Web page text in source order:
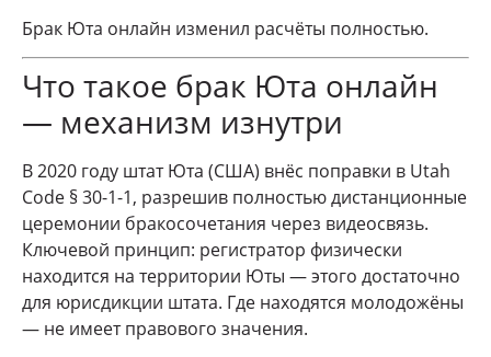
Брак Юта онлайн изменил расчёты полностью.
Что такое брак Юта онлайн
— механизм изнутри
В 2020 году штат Юта (США) внёс поправки в Utah
Code § 30-1-1, разрешив полностью дистанционные
церемонии бракосочетания через видеосвязь.
Ключевой принцип: регистратор физически
находится на территории Юты — этого достаточно
для юрисдикции штата. Где находятся молодожёны
— не имеет правового значения.